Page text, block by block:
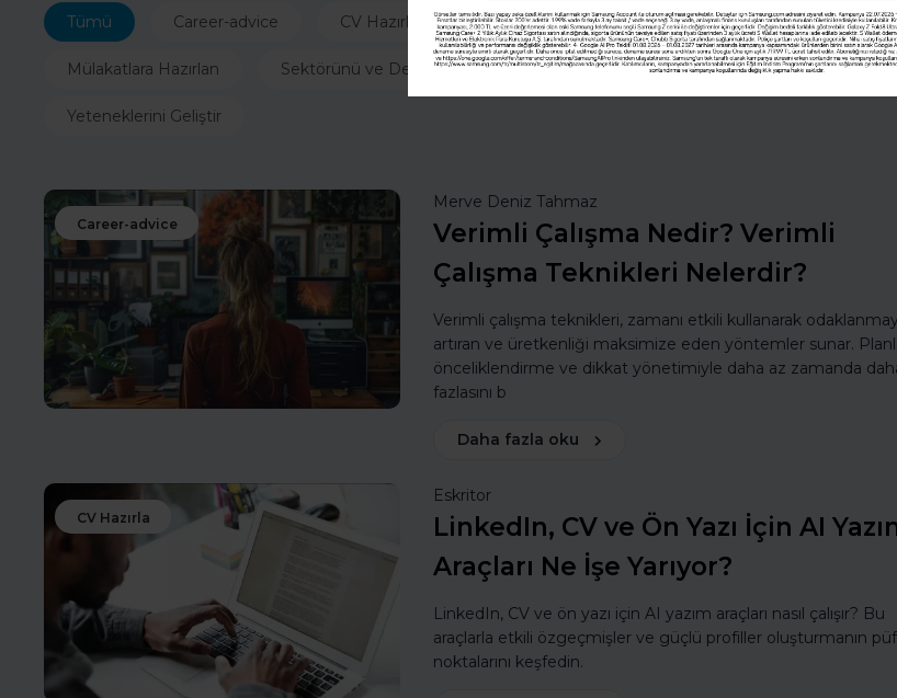
Tümü Career-advice CV Hazırla İnsan Kaynakları İş Hayatında Başarı
Mülakatlara Hazırlan Sektörünü ve Departmanını Seç Şirketleri Keşfet
Yeteneklerini Geliştir
Career-advice
Merve Deniz Tahmaz
Verimli Çalışma Nedir? Verimli
Çalışma Teknikleri Nelerdir?
Verimli çalışma teknikleri, zamanı etkili kullanarak
artıran ve üretkenliği maksimize eden yöntemler sunar.
önceliklendirme ve dikkat yönetimiyle daha az zamanda
fazlasını b
Daha fazla oku
CV Hazırla
Eskritor
LinkedIn, CV ve Ön Yazı İçin AI
Araçları Ne İşe Yarıyor?
LinkedIn, CV ve ön yazı için AI yazım araçları nasıl çalışır? Bu
araçlarla etkili özgeçmişler ve güçlü profiller oluşturmanın püf
noktalarını keşfedin.